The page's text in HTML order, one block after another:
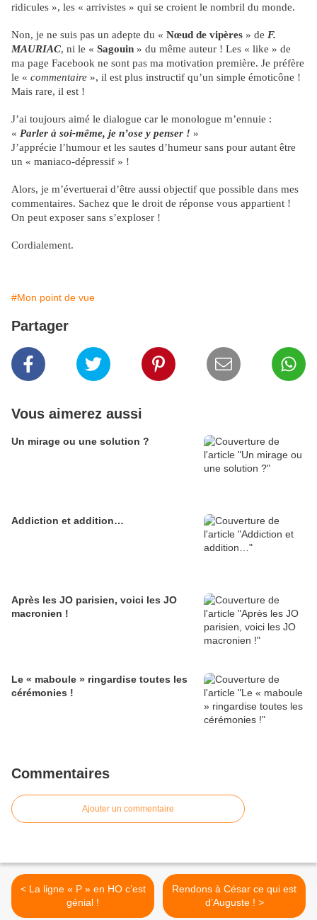
ridicules », les « arrivistes » qui se croient le nombril du monde.
Non, je ne suis pas un adepte du « Nœud de vipères » de F.
MAURIAC, ni le « Sagouin » du même auteur ! Les « like » de
ma page Facebook ne sont pas ma motivation première. Je préfère
le « commentaire », il est plus instructif qu’un simple émoticône !
Mais rare, il est !
J’ai toujours aimé le dialogue car le monologue m’ennuie :
« Parler à soi-même, je n’ose y penser ! »
J’apprécie l’humour et les sautes d’humeur sans pour autant être
un « maniaco-dépressif » !
Alors, je m’évertuerai d’être aussi objectif que possible dans mes
commentaires. Sachez que le droit de réponse vous appartient !
On peut exposer sans s’exploser !
Cordialement.
#Mon point de vue
Partager
Vous aimerez aussi
Un mirage ou une solution ?
Addiction et addition…
Après les JO parisien, voici les JO
macronien !
Le « maboule » ringardise toutes les
cérémonies !
Commentaires
Ajouter un commentaire
< La ligne « P » en HO c’est
génial !
Rendons à César ce qui est
d’Auguste ! >